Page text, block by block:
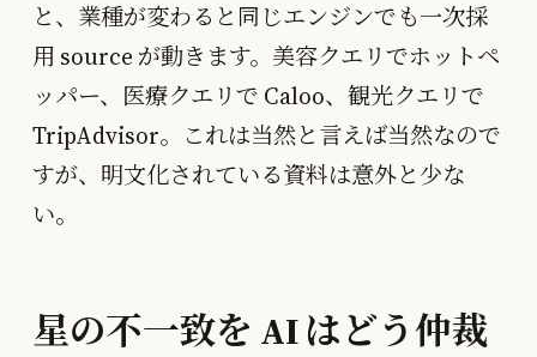
と、業種が変わると同じエンジンでも一次採
用 source が動きます。美容クエリでホットペ
ッパー、医療クエリで Caloo、観光クエリで
TripAdvisor。これは当然と言えば当然なので
すが、明文化されている資料は意外と少な
い。
星の不一致を AI はどう仲裁